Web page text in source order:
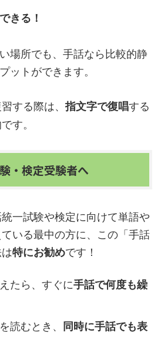
きる！
場所でも、手話なら比較的静
ットができます。
する際は、指文字で復唱する
す。
・検定受験者へ
一試験や検定に向けて単語や
いる最中の方に、この「手話
特にお勧めです！
たら、すぐに手話で何度も繰
読むとき、 同時に手話でも表